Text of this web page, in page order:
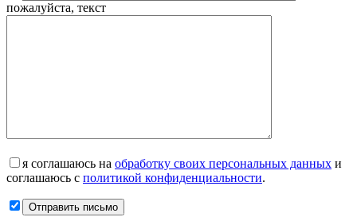
пожалуйста, текст
я соглашаюсь на обработку своих персональных данных и
соглашаюсь с политикой конфиденциальности.